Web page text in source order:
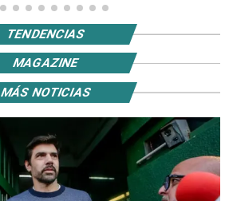
TENDENCIAS
MAGAZINE
MÁS NOTICIAS